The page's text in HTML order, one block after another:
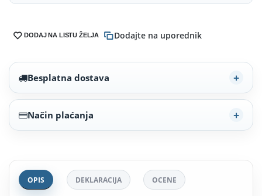
DODAJ NA LISTU ŽELJA Dodajte na uporednik
Besplatna dostava
Način plaćanja
OPIS DEKLARACIJA OCENE